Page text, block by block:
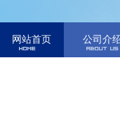
网站首页 公司介